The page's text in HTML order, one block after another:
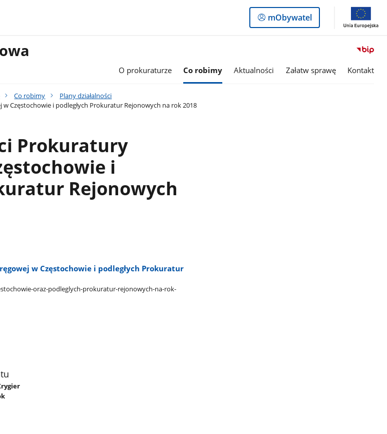
Logowanie
do
mObywatel
O prokuraturze Co robimy Aktualności Załatw sprawę Kontakt
Co robimy
Plany działalności
Częstochowie i podległych Prokuratur Rejonowych na rok 2018
Prokuratury
i
Rejonowych
w Częstochowie i podległych Prokuratur
oraz-podleglych-prokuratur-rejonowych-na-rok-